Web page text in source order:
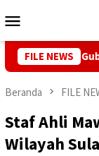
ke
Mobile
FILE NEWS
Gubernur
Beranda FILE
Staf Ahli
Wilayah